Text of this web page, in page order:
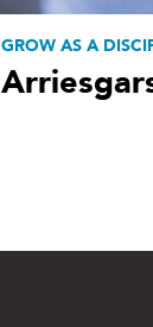
GROW AS A